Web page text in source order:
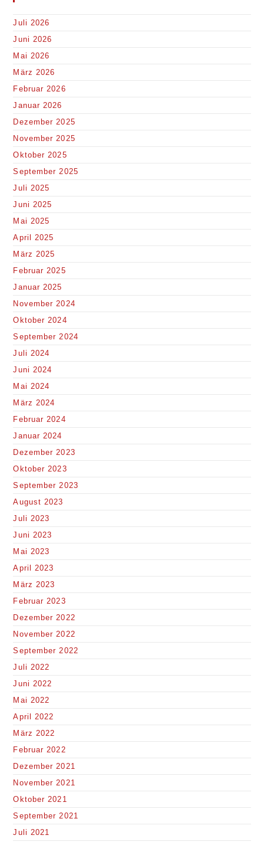
Juli 2026
Juni 2026
Mai 2026
März 2026
Februar 2026
Januar 2026
Dezember 2025
November 2025
Oktober 2025
September 2025
Juli 2025
Juni 2025
Mai 2025
April 2025
März 2025
Februar 2025
Januar 2025
November 2024
Oktober 2024
September 2024
Juli 2024
Juni 2024
Mai 2024
März 2024
Februar 2024
Januar 2024
Dezember 2023
Oktober 2023
September 2023
August 2023
Juli 2023
Juni 2023
Mai 2023
April 2023
März 2023
Februar 2023
Dezember 2022
November 2022
September 2022
Juli 2022
Juni 2022
Mai 2022
April 2022
März 2022
Februar 2022
Dezember 2021
November 2021
Oktober 2021
September 2021
Juli 2021